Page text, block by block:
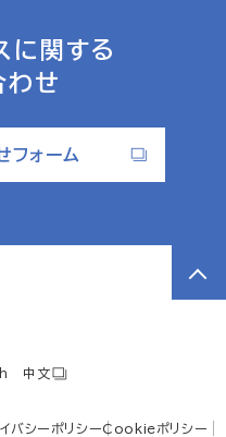
に関する
わせ
フォーム
中文
バシーポリシーCookieポリシー